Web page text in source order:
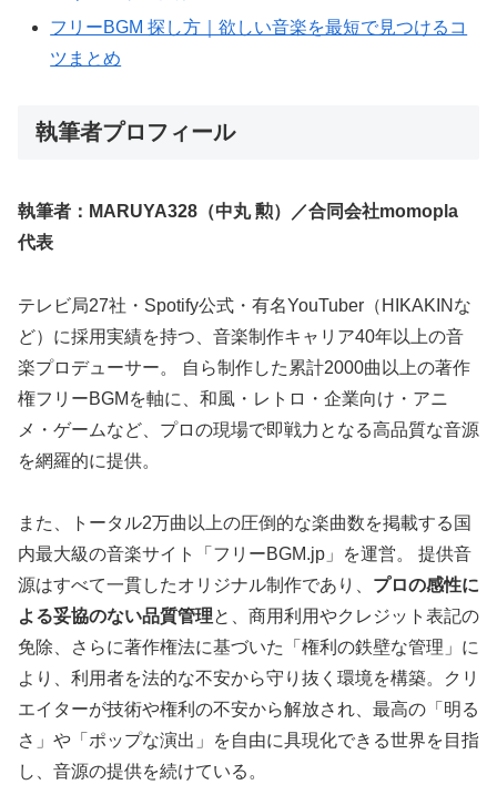
フリーBGM 探し方｜欲しい音楽を最短で見つけるコ
ツまとめ
執筆者プロフィール
執筆者：MARUYA328（中丸 勲）／合同会社momopla
代表
テレビ局27社・Spotify公式・有名YouTuber（HIKAKINな
ど）に採用実績を持つ、音楽制作キャリア40年以上の音
楽プロデューサー。 自ら制作した累計2000曲以上の著作
権フリーBGMを軸に、和風・レトロ・企業向け・アニ
メ・ゲームなど、プロの現場で即戦力となる高品質な音源
を網羅的に提供。
また、トータル2万曲以上の圧倒的な楽曲数を掲載する国
内最大級の音楽サイト「フリーBGM.jp」を運営。 提供音
源はすべて一貫したオリジナル制作であり、 プロの感性に
よる妥協のない品質管理と、商用利用やクレジット表記の
免除、さらに著作権法に基づいた「権利の鉄壁な管理」に
より、利用者を法的な不安から守り抜く環境を構築。クリ
エイターが技術や権利の不安から解放され、最高の「明る
さ」や「ポップな演出」を自由に具現化できる世界を目指
し、音源の提供を続けている。